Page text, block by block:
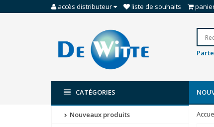
accès distributeur liste de souhaits
CATÉGORIES
Nouveaux produits